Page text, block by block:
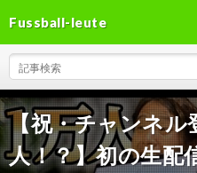
Fussball-leute
【祝・チャンネル
人！？】初の生配